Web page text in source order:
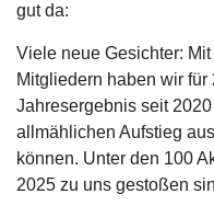
gut da:
Viele neue Gesichter:
Mitgliedern haben wir
Jahresergebnis seit
allmählichen Aufstieg
können. Unter den 100
2025 zu uns gestoßen